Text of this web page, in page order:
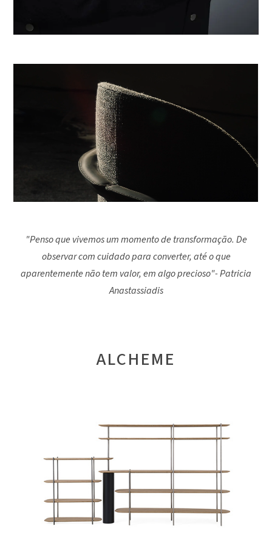
"Penso que vivemos um momento de transformação. De
observar com cuidado para converter, até o que
aparentemente não tem valor, em algo precioso"- Patricia
Anastassiadis
ALCHEME